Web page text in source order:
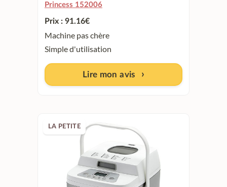
Princess 152006
Prix : 91.16€
Machine pas chère
Simple d'utilisation
Lire mon avis
LA PETITE